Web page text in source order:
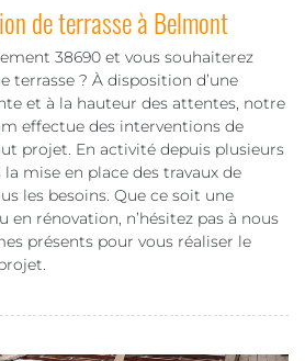
de terrasse à Belmont
38690 et vous souhaiterez
terrasse ? À disposition d’une
et à la hauteur des attentes, notre
effectue des interventions de
projet. En activité depuis plusieurs
la mise en place des travaux de
les besoins. Que ce soit une
en rénovation, n’hésitez pas à nous
présents pour vous réaliser le